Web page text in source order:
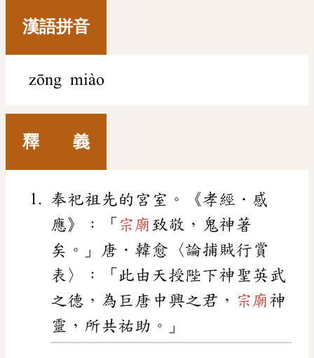
漢語拼音
zōng miào
釋 義
奉祀祖先的宮室。《孝經．感
應》：「 宗廟 致敬，鬼神著
矣。」唐．韓愈〈論捕賊行賞
表〉：「此由天授陛下神聖英武
之德，為巨唐中興之君， 宗廟 神
靈，所共祐助。」